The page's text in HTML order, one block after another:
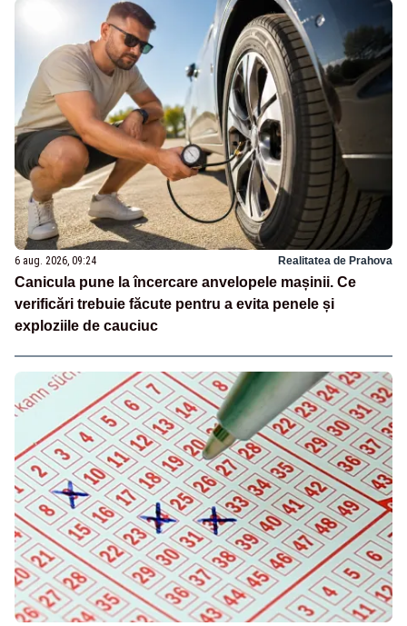
6 aug. 2026, 09:24 Realitatea de Prahova
Canicula pune la încercare anvelopele mașinii. Ce
verificări trebuie făcute pentru a evita penele și
exploziile de cauciuc